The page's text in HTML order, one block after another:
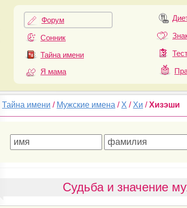
Форум
Сонник
Тайна имени
Я мама
Тайна имени / Мужские имена / Х / Хи /Хизэши
Судьба и значение